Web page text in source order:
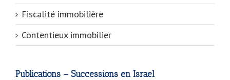
Fiscalité immobilière
Contentieux immobilier
Publications – Successions en Israel